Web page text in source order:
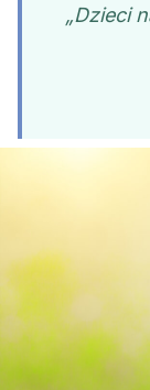
„Dzieci